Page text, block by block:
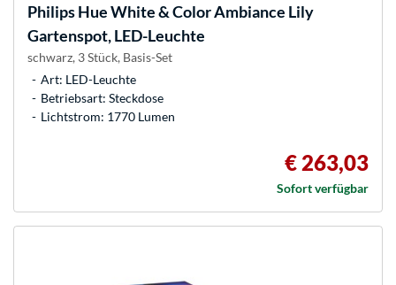
Philips HueWhite & Color Ambiance Lily
Gartenspot, LED-Leuchte
schwarz, 3 Stück, Basis-Set
Art: LED-Leuchte
Betriebsart: Steckdose
Lichtstrom: 1770 Lumen
€ 263,03
Sofort verfügbar